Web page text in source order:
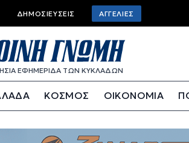
Top
bar
menu
ΔΗΜΟΣΙΕΎΣΕΙΣ ΑΓΓΕΛΊΕΣ
ΕΦΗΜΕΡΙΔΑ ΤΩΝ ΚΥΚΛΑΔΩΝ
ΚΟΣΜΟΣ ΟΙΚΟΝΟΜΙΑ